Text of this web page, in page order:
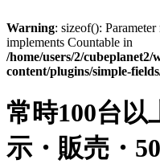
Warning: sizeof():
implements Countable in
/home/users/2/cubeplanet2/
content/plugins/simple-
常時100台
示・販売・